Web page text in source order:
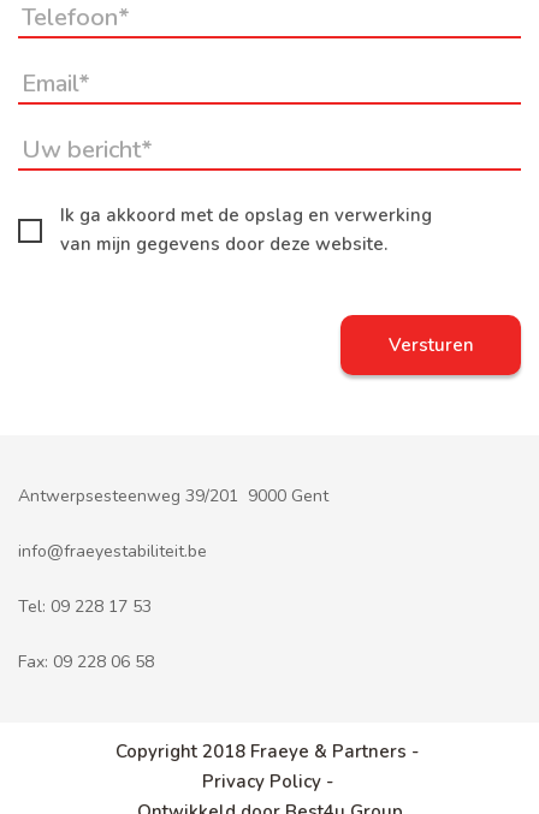
Ik ga akkoord met de opslag en verwerking
van mijn gegevens door deze website.
Antwerpsesteenweg 39/201 9000 Gent
info@fraeyestabiliteit.be
Tel: 09 228 17 53
Fax: 09 228 06 58
Copyright 2018 Fraeye & Partners -
Privacy Policy -